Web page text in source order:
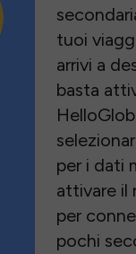
tuoi
arrivi a
basta
per i dati
attivare il
per
pochi